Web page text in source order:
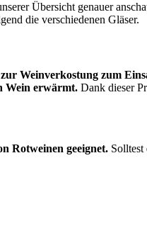
Übersicht genauer
die verschiedenen Gläser.
zur Weinverkostung zum
Wein erwärmt. Dank dieser
Rotweinen geeignet.